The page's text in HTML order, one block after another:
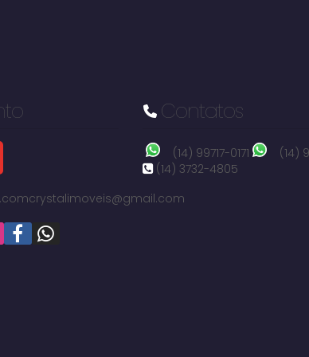
Residencial Brabância I, Avaré, São Paulo, Brasil
crystalimoveis@gmail.com
Contatos
(14) 99717-0171
(14)
(14) 3732-4805